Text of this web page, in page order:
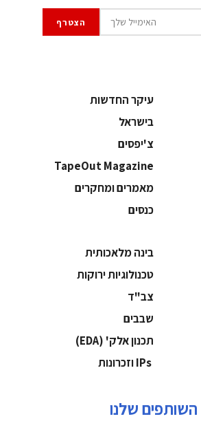
עיקר החדשות
בישראל
צ'יפסים
TapeOut Magazine
מאמרים ומחקרים
כנסים
בינה מלאכותית
‫טכנולוגיות ירוקות‬
‫צב"ד‬
‫שבבים‬
‫תכנון אלק' (‪(EDA‬‬
השותפים שלנו